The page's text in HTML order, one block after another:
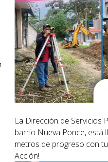
La Dirección de Servicios
barrio Nueva Ponce, está
metros de progreso con
Acción!